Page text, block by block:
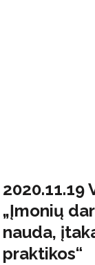
2020.11.19
„Įmonių
nauda,
praktikos“